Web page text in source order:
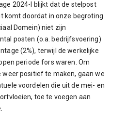
2024-I blijkt dat de stelpost
komt doordat in onze begroting
Domein) niet zijn
posten (o.a. bedrijfsvoering)
(2%), terwijl de werkelijke
periode fors waren. Om
positief te maken, gaan we
voordelen die uit de mei- en
toe te voegen aan